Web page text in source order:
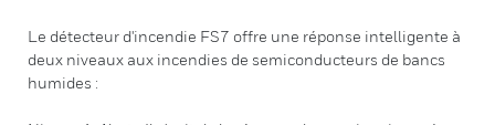
Le détecteur d'incendie FS7 offre une réponse intelligente à
deux niveaux aux incendies de semiconducteurs de bancs
humides :